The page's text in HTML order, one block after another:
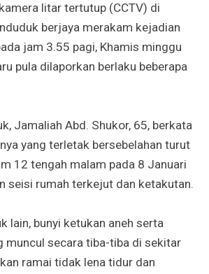
litar tertutup (CCTV) di
berjaya merakam kejadian
jam 3.55 pagi, Khamis minggu
pula dilaporkan berlaku beberapa
Jamaliah Abd. Shukor, 65, berkata
yang terletak bersebelahan turut
12 tengah malam pada 8 Januari
seisi rumah terkejut dan ketakutan.
lain, bunyi ketukan aneh serta
muncul secara tiba-tiba di sekitar
ramai tidak lena tidur dan